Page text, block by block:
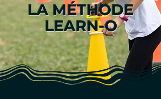
​LA MÉTHODE
LEARN-O